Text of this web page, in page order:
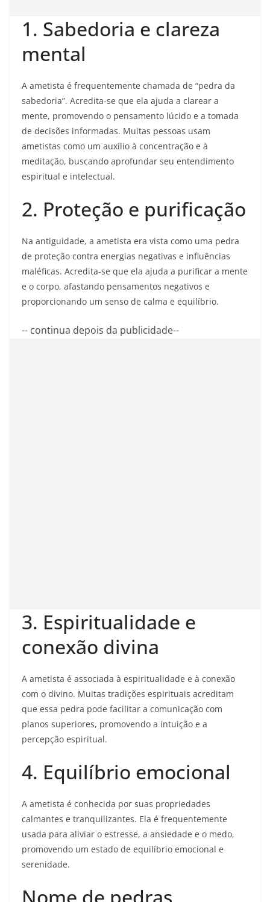
1. Sabedoria e clareza
mental
A ametista é frequentemente chamada de “pedra da
sabedoria”. Acredita-se que ela ajuda a clarear a
mente, promovendo o pensamento lúcido e a tomada
de decisões informadas. Muitas pessoas usam
ametistas como um auxílio à concentração e à
meditação, buscando aprofundar seu entendimento
espiritual e intelectual.
2. Proteção e purificação
Na antiguidade, a ametista era vista como uma pedra
de proteção contra energias negativas e influências
maléficas. Acredita-se que ela ajuda a purificar a mente
e o corpo, afastando pensamentos negativos e
proporcionando um senso de calma e equilíbrio.
-- continua depois da publicidade--
3. Espiritualidade e
conexão divina
A ametista é associada à espiritualidade e à conexão
com o divino. Muitas tradições espirituais acreditam
que essa pedra pode facilitar a comunicação com
planos superiores, promovendo a intuição e a
percepção espiritual.
4. Equilíbrio emocional
A ametista é conhecida por suas propriedades
calmantes e tranquilizantes. Ela é frequentemente
usada para aliviar o estresse, a ansiedade e o medo,
promovendo um estado de equilíbrio emocional e
serenidade.